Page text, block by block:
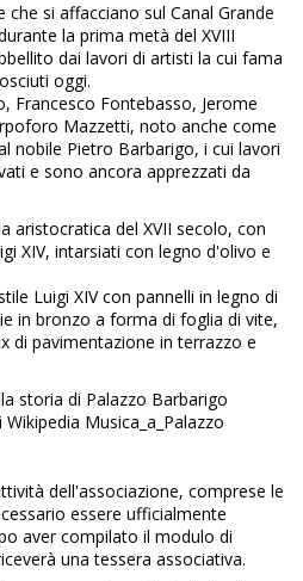
si affacciano sul Canal Grande
la prima metà del XVIII
dai lavori di artisti la cui fama
oggi.
Francesco Fontebasso, Jerome
Mazzetti, noto anche come
nobile Pietro Barbarigo, i cui lavori
e sono ancora apprezzati da
aristocratica del XVII secolo, con
XIV, intarsiati con legno d'olivo e
Luigi XIV con pannelli in legno di
in bronzo a forma di foglia di vite,
di pavimentazione in terrazzo e
storia di Palazzo Barbarigo
Musica_a_Palazzo
dell'associazione, comprese le
essere ufficialmente
aver compilato il modulo di
una tessera associativa.